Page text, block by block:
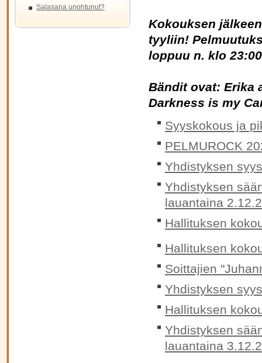
Salasana unohtunut?
Kokouksen
tyyliin!
loppuu n. klo
Bändit ovat: Erika
Darkness is my
Syyskokous ja
PELMUROCK
Yhdistyksen
Yhdistyksen
lauantaina
Hallituksen
Hallituksen
Soittajien
Yhdistyksen
Hallituksen
Yhdistyksen
lauantaina